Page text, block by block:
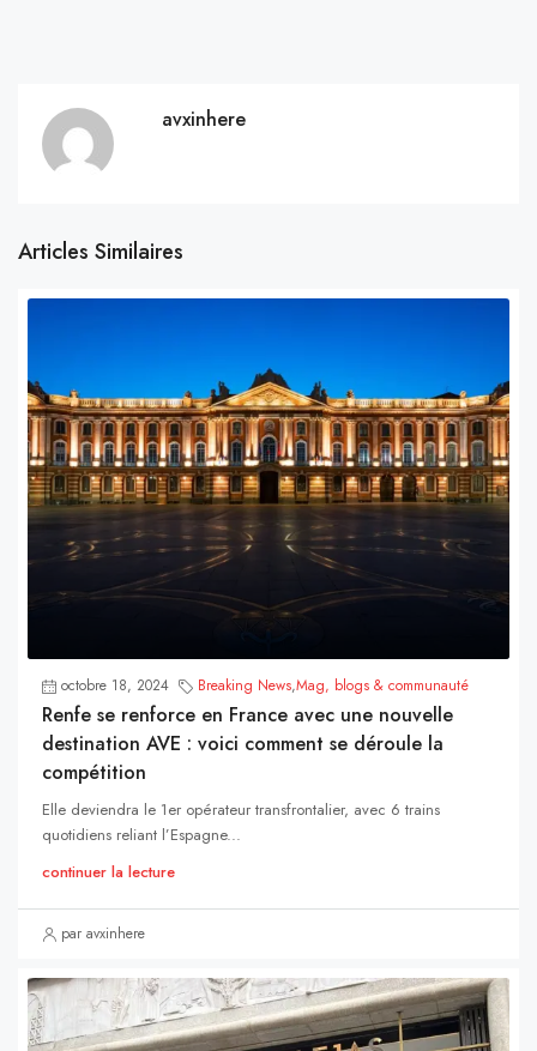
avxinhere
Articles Similaires
octobre 18, 2024 Breaking News,Mag, blogs & communauté
Renfe se renforce en France avec une nouvelle
destination AVE : voici comment se déroule la
compétition
Elle deviendra le 1er opérateur transfrontalier, avec 6 trains
quotidiens reliant l’Espagne...
continuer la lecture
par avxinhere